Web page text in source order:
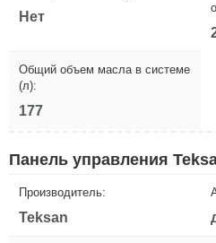
Нет
Общий объем масла в системе
(л):
177
Панель управления
Производитель:
Teksan